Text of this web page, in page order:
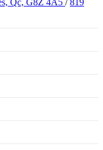
Qc, G8Z 4A5 / 819